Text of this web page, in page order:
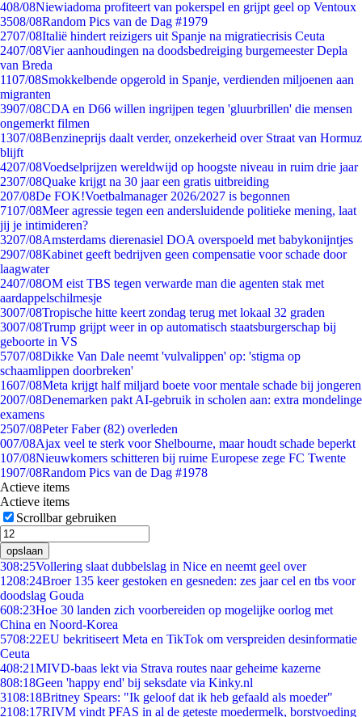
408/08Niewiadoma profiteert van pokerspel en grijpt geel op Ventoux
3508/08Random Pics van de Dag #1979
2707/08Italië hindert reizigers uit Spanje na migratiecrisis Ceuta
2407/08Vier aanhoudingen na doodsbedreiging burgemeester Depla
van Breda
1107/08Smokkelbende opgerold in Spanje, verdienden miljoenen aan
migranten
3907/08CDA en D66 willen ingrijpen tegen 'gluurbrillen' die mensen
ongemerkt filmen
1307/08Benzineprijs daalt verder, onzekerheid over Straat van Hormuz
blijft
4207/08Voedselprijzen wereldwijd op hoogste niveau in ruim drie jaar
2307/08Quake krijgt na 30 jaar een gratis uitbreiding
207/08De FOK!Voetbalmanager 2026/2027 is begonnen
7107/08Meer agressie tegen een andersluidende politieke mening, laat
jij je intimideren?
3207/08Amsterdams dierenasiel DOA overspoeld met babykonijntjes
2907/08Kabinet geeft bedrijven geen compensatie voor schade door
laagwater
2407/08OM eist TBS tegen verwarde man die agenten stak met
aardappelschilmesje
3007/08Tropische hitte keert zondag terug met lokaal 32 graden
3007/08Trump grijpt weer in op automatisch staatsburgerschap bij
geboorte in VS
5707/08Dikke Van Dale neemt 'vulvalippen' op: 'stigma op
schaamlippen doorbreken'
1607/08Meta krijgt half miljard boete voor mentale schade bij jongeren
2007/08Denemarken pakt AI-gebruik in scholen aan: extra mondelinge
examens
2507/08Peter Faber (82) overleden
007/08Ajax veel te sterk voor Shelbourne, maar houdt schade beperkt
107/08Nieuwkomers schitteren bij ruime Europese zege FC Twente
1907/08Random Pics van de Dag #1978
Actieve items
Actieve items
Scrollbar gebruiken
opslaan
308:25Vollering slaat dubbelslag in Nice en neemt geel over
1208:24Broer 135 keer gestoken en gesneden: zes jaar cel en tbs voor
doodslag Gouda
608:23Hoe 30 landen zich voorbereiden op mogelijke oorlog met
China en Noord-Korea
5708:22EU bekritiseert Meta en TikTok om verspreiden desinformatie
Ceuta
408:21MIVD-baas lekt via Strava routes naar geheime kazerne
808:18Geen 'happy end' bij seksdate via Kinky.nl
3108:18Britney Spears: "Ik geloof dat ik heb gefaald als moeder"
2108:17RIVM vindt PFAS in al de geteste moedermelk, borstvoeding